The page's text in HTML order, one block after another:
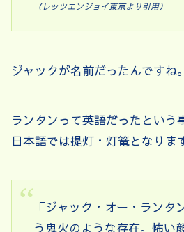
（レッツエンジョイ東京より引用）
ジャックが名前だったんですね。
ランタンって英語だったという
日本語では提灯・灯篭となりま
「ジャック・オー・ランタ
う鬼火のような存在。怖い